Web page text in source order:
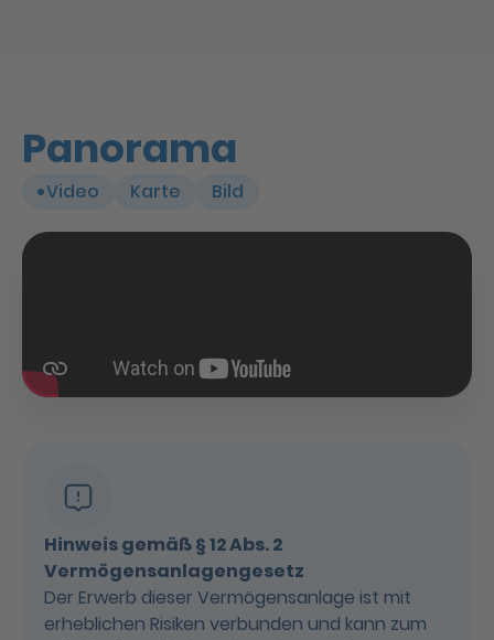
Panorama
Video Karte Bild
Hinweis gemäß § 12 Abs. 2
Vermögensanlagengesetz
Der Erwerb dieser Vermögensanlage ist mit
erheblichen Risiken verbunden und kann zum